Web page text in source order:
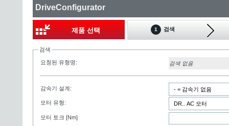
DriveConfigurator
제품 선택 1 검색
검색
요청된 유형명: 검색 없음
감속기 설계:
모터 유형:
모터 토크 [Nm]